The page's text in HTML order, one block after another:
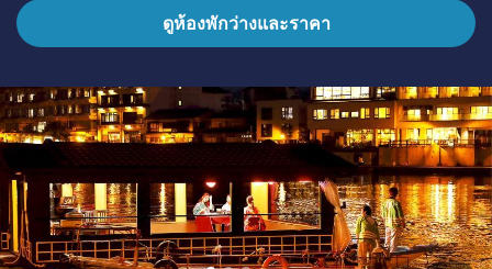
ดูห้องพักว่างและราคา